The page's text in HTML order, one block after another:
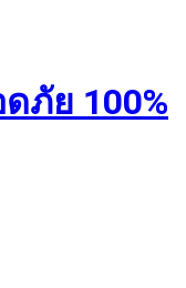
ภัย 100%